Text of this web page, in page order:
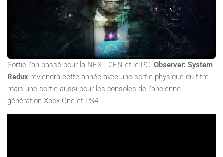
Sortie l’an passé pour la NEXT GEN et le PC, Observer: System
Redux reviendra cette année avec une sortie physique du titre
mais une sortie aussi pour les consoles de l’ancienne
génération Xbox One et PS4.